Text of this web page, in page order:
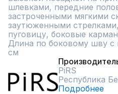
шлевками, передние
застроченными мягкими
заутюженными
пуговицу, боковые
Длина по боковому шву с
см
PiRS
Республика
Подробнее